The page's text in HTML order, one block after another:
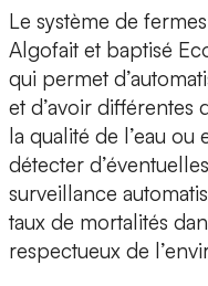
Le système de
Algofait et baptisé
qui permet
et d’avoir différentes
la qualité de l’eau ou
détecter
surveillance
taux de mortalités
respectueux de